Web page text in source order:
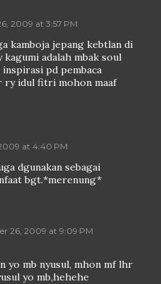
2009 at 3:57 PM
kamboja jepang kebtlan di
adalah mbak soul
pd pembaca
ry idul fitri mohon maaf
at 4:40 PM
dgunakan sebagai
bgt.*merenung*
26, 2009 at 9:09 PM
yo mb nyusul, mhon mf lhr
yo mb,hehehe